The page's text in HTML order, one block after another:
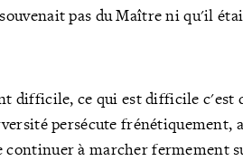
pas du Maître ni qu'il
difficile, ce qui est difficile c'est
persécute
continuer à marcher fermement